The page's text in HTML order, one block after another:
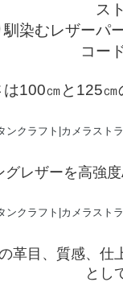
ス
染むレザーパ
コー
100㎝と125㎝
レザーを高強
革目、質感、仕
とし